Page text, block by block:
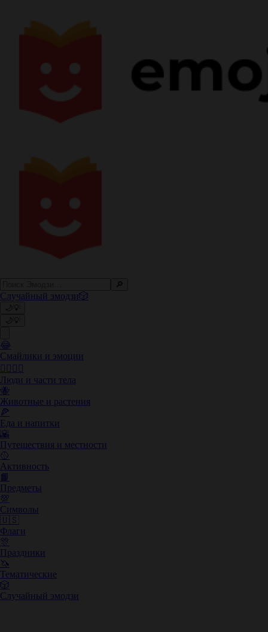
🔎
Случайный эмодзи🎲
🌙 💡
🌙 💡
😂
Смайлики и эмоции
👩‍❤️‍💋‍👨
Люди и части тела
🐝
Животные и растения
🍕
Еда и напитки
🌇
Путешествия и местности
🥎
Активность
📙
Предметы
💯
Символы
🇺🇸
Флаги
🎊
Праздники
🦄
Тематические
🎲
Случайный эмодзи